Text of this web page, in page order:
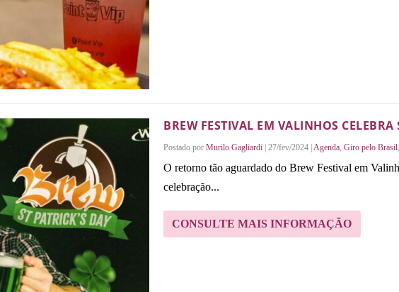
BREW FESTIVAL EM VALINHOS CELEBRA
Postado por Murilo Gagliardi 27/fev/2024 Agenda, Giro pelo Brasil,
O retorno tão aguardado do Brew Festival em
celebração...
CONSULTE MAIS INFORMAÇÃO